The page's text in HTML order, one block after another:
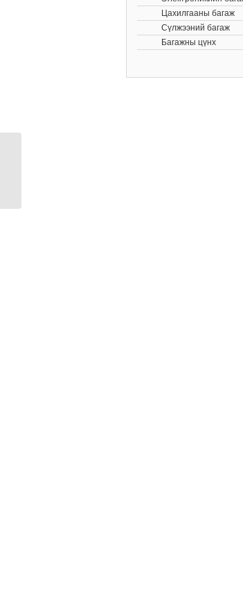
Цахилгааны багаж
Сүлжээний багаж
Багажны цүнх